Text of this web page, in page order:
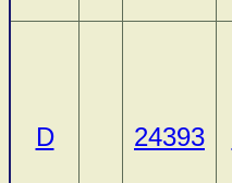
D 24393